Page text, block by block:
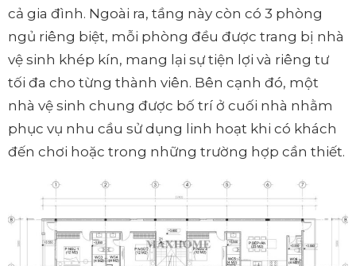
cả gia đình. Ngoài ra, tầng này còn có 3 phòng
ngủ riêng biệt, mỗi phòng đều được trang bị nhà
vệ sinh khép kín, mang lại sự tiện lợi và riêng tư
tối đa cho từng thành viên. Bên cạnh đó, một
nhà vệ sinh chung được bố trí ở cuối nhà nhằm
phục vụ nhu cầu sử dụng linh hoạt khi có khách
đến chơi hoặc trong những trường hợp cần thiết.